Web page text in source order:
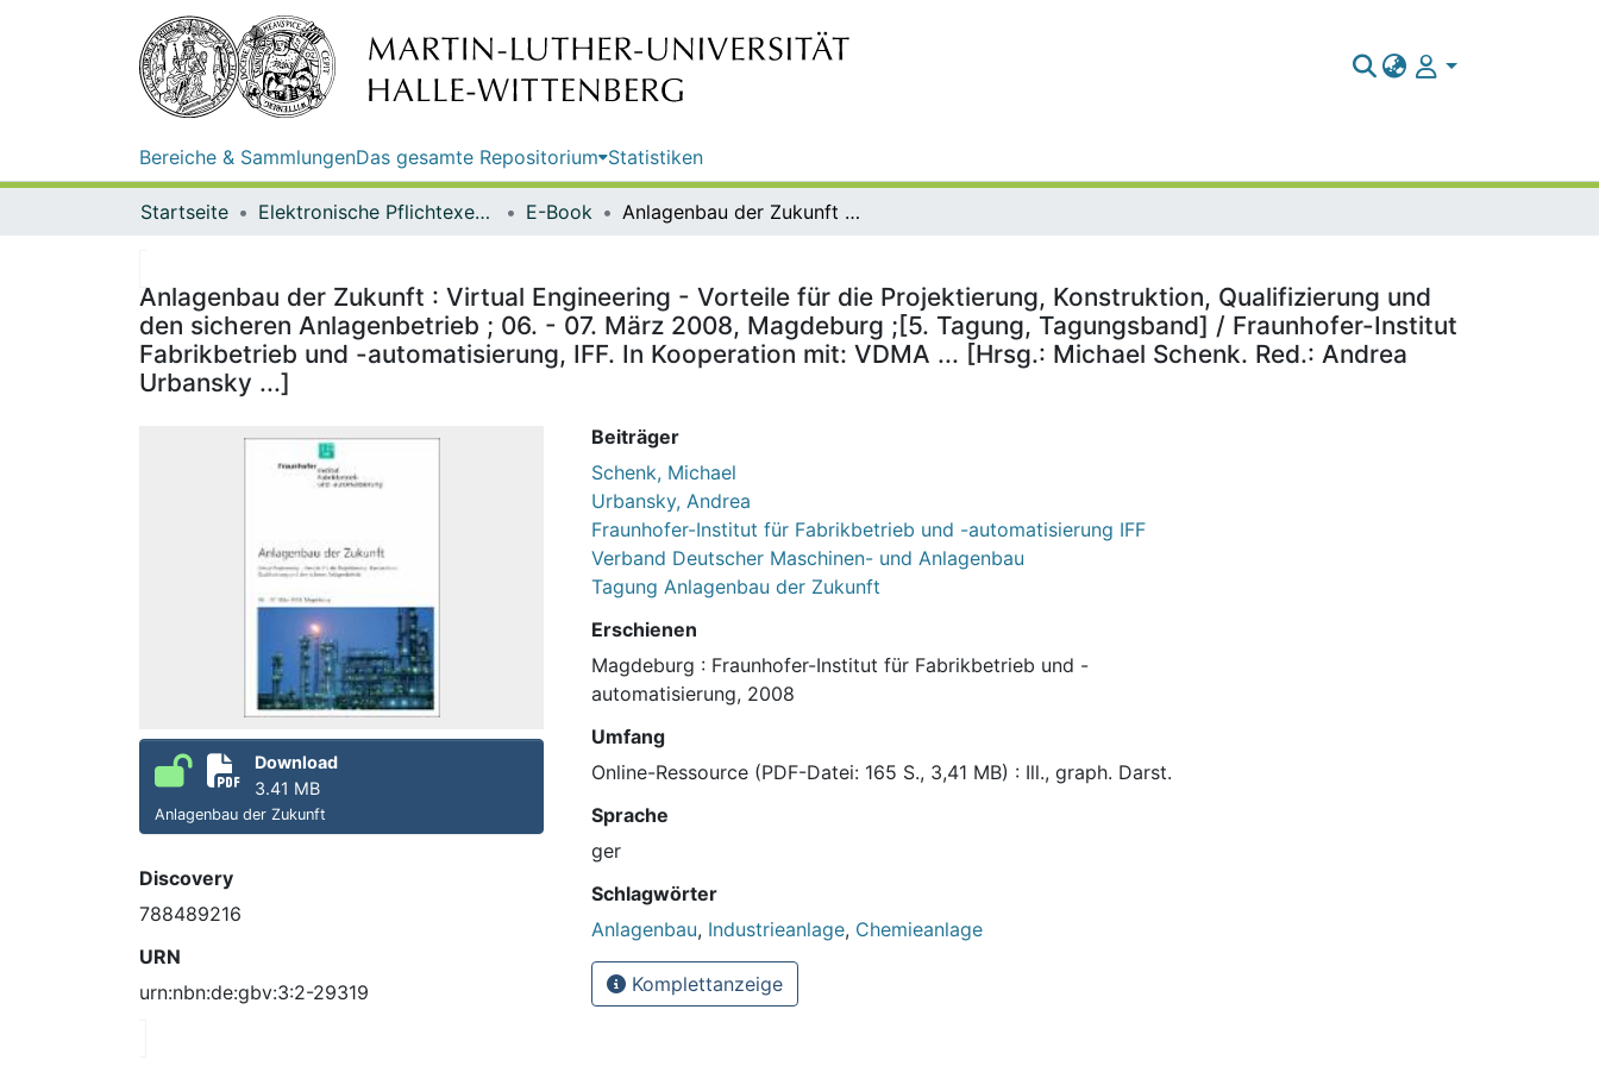
Bereiche & SammlungenDas gesamte Repositorium Statistiken
Startseite Elektronische Pflichtexemplare E-Book Anlagenbau der Zukunft : Virtual Engineering - Vorteile für die Projektierung, Konstruktion, Qualifizierung und den sicheren Anlagenbetrieb ; 06. - 07. März 2008, Magdeburg ;[5. Tagung, Tagungsband] / Fraunhofer-Institut Fabrikbetrieb und -automatisierung, IFF. In Kooperation mit: VDMA ... [Hrsg.: Michael Schenk. Red.: Andrea Urbansky ...]
Anlagenbau der Zukunft : Virtual Engineering - Vorteile für die Projektierung, Konstruktion, Qualifizierung und
den sicheren Anlagenbetrieb ; 06. - 07. März 2008, Magdeburg ;[5. Tagung, Tagungsband] / Fraunhofer-Institut
Fabrikbetrieb und -automatisierung, IFF. In Kooperation mit: VDMA ... [Hrsg.: Michael Schenk. Red.: Andrea
Urbansky ...]
Download
3.41 MB
Anlagenbau der Zukunft
Discovery
788489216
URN
urn:nbn:de:gbv:3:2-29319
Beiträger
Schenk, Michael
Urbansky, Andrea
Fraunhofer-Institut für Fabrikbetrieb und -automatisierung IFF
Verband Deutscher Maschinen- und Anlagenbau
Tagung Anlagenbau der Zukunft
Erschienen
Magdeburg : Fraunhofer-Institut für Fabrikbetrieb und -
automatisierung, 2008
Umfang
Online-Ressource (PDF-Datei: 165 S., 3,41 MB) : Ill., graph. Darst.
Sprache
ger
Schlagwörter
Anlagenbau, Industrieanlage, Chemieanlage
Komplettanzeige